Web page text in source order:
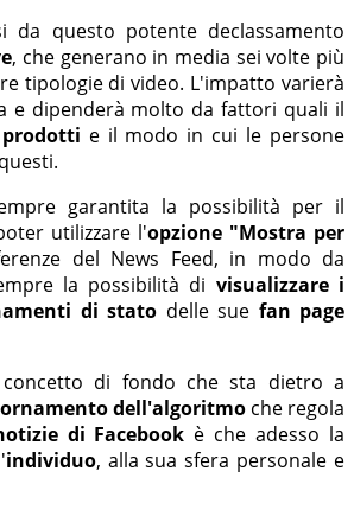
da questo potente declassamento
, che generano in media sei volte più
tipologie di video. L'impatto varierà
e dipenderà molto da fattori quali il
e il modo in cui le persone
garantita la possibilità per il
utilizzare l'opzione "Mostra per
del News Feed, in modo da
la possibilità di visualizzare i
di stato delle sue fan page
di fondo che sta dietro a
dell'algoritmo che regola
di Facebook è che adesso la
individuo, alla sua sfera personale e